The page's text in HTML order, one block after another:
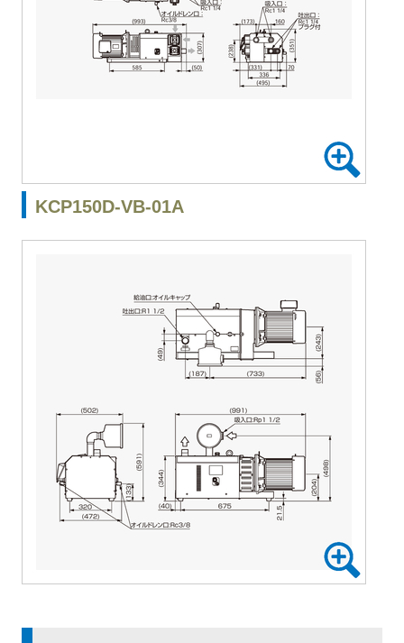
KCP150D-VB-01A